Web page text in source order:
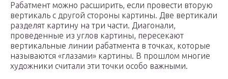
Рабатмент можно расширить, если провести вторую
вертикаль с другой стороны картины. Две вертикали
разделят картину на три части. Диагонали,
проведенные из углов картины, пересекают
вертикальные линии рабатмента в точках, которые
называются «глазами» картины. В прошлом многие
художники считали эти точки особо важными.